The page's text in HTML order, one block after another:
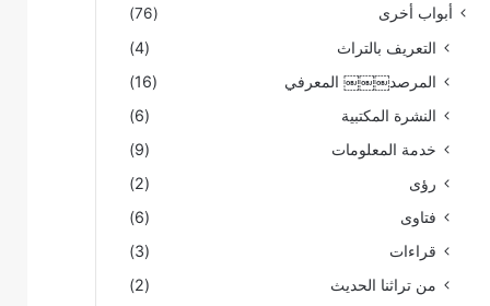
أبواب أخرى
(76)
التعريف بالتراث
(4)
المرصد￼￼￼ المعرفي
(16)
النشرة المكتبية
(6)
خدمة المعلومات
(9)
رؤى
(2)
فتاوى
(6)
قراءات
(3)
من تراثنا الحديث
(2)